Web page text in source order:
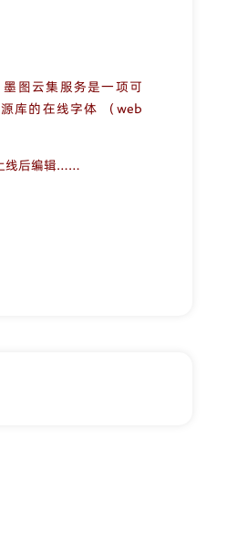
图云集服务是一项可
库的在线字体 （web
线后编辑……